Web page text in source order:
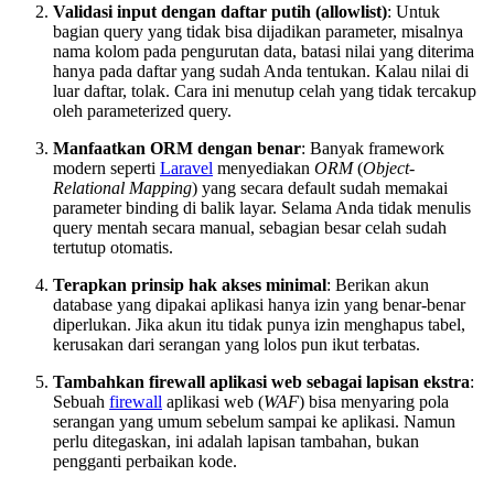
Validasi input dengan daftar putih (allowlist): Untuk
bagian query yang tidak bisa dijadikan parameter, misalnya
nama kolom pada pengurutan data, batasi nilai yang diterima
hanya pada daftar yang sudah Anda tentukan. Kalau nilai di
luar daftar, tolak. Cara ini menutup celah yang tidak tercakup
oleh parameterized query.
Manfaatkan ORM dengan benar: Banyak framework
modern seperti Laravel menyediakan ORM(Object-
Relational Mapping) yang secara default sudah memakai
parameter binding di balik layar. Selama Anda tidak menulis
query mentah secara manual, sebagian besar celah sudah
tertutup otomatis.
Terapkan prinsip hak akses minimal: Berikan akun
database yang dipakai aplikasi hanya izin yang benar-benar
diperlukan. Jika akun itu tidak punya izin menghapus tabel,
kerusakan dari serangan yang lolos pun ikut terbatas.
Tambahkan firewall aplikasi web sebagai lapisan ekstra:
Sebuah firewall aplikasi web (WAF) bisa menyaring pola
serangan yang umum sebelum sampai ke aplikasi. Namun
perlu ditegaskan, ini adalah lapisan tambahan, bukan
pengganti perbaikan kode.